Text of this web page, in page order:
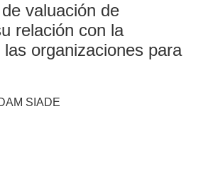
valuación de
relación con la
organizaciones para
SIADE